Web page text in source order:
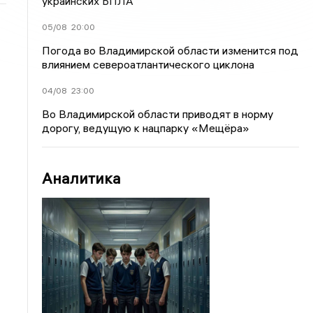
05/08 20:00
Погода во Владимирской области изменится под
влиянием североатлантического циклона
04/08 23:00
Во Владимирской области приводят в норму
дорогу, ведущую к нацпарку «Мещёра»
Аналитика